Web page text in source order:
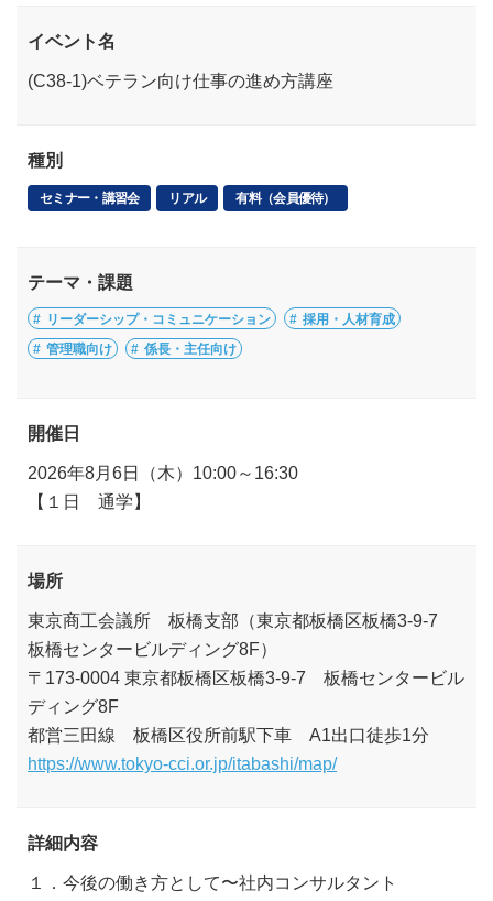
イベント名
(C38-1)ベテラン向け仕事の進め方講座
種別
セミナー・講習会 リアル 有料（会員優待）
テーマ・課題
リーダーシップ・コミュニケーション 採用・人材育成
管理職向け 係長・主任向け
開催日
2026年8月6日（木）10:00～16:30
【１日 通学】
場所
東京商工会議所 板橋支部（東京都板橋区板橋3-9-7
板橋センタービルディング8F）
〒173-0004 東京都板橋区板橋3-9-7 板橋センタービル
ディング8F
都営三田線 板橋区役所前駅下車 A1出口徒歩1分
https://www.tokyo-cci.or.jp/itabashi/map/
詳細内容
１．今後の働き方として〜社内コンサルタント